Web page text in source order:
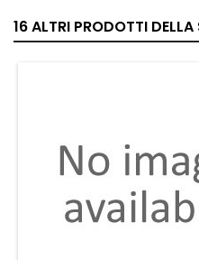
16 ALTRI PRODOTTI